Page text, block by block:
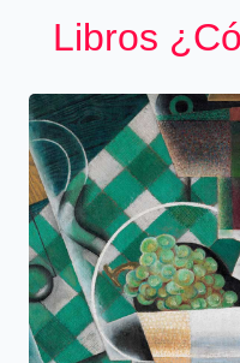
Libros